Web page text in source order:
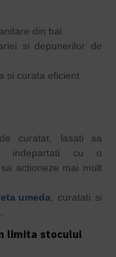
din bai
si depunerilor de
si curata eficient
curatat, lasati sa
indepartati cu o
sa actioneze mai mult
umeda , curatati si
limita stocului